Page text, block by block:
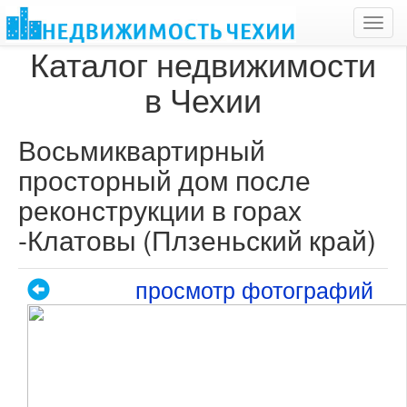
Каталог недвижимости
в Чехии
Восьмиквартирный
просторный дом после
реконструкции в горах
-Клатовы (Плзеньский край)
просмотр фотографий